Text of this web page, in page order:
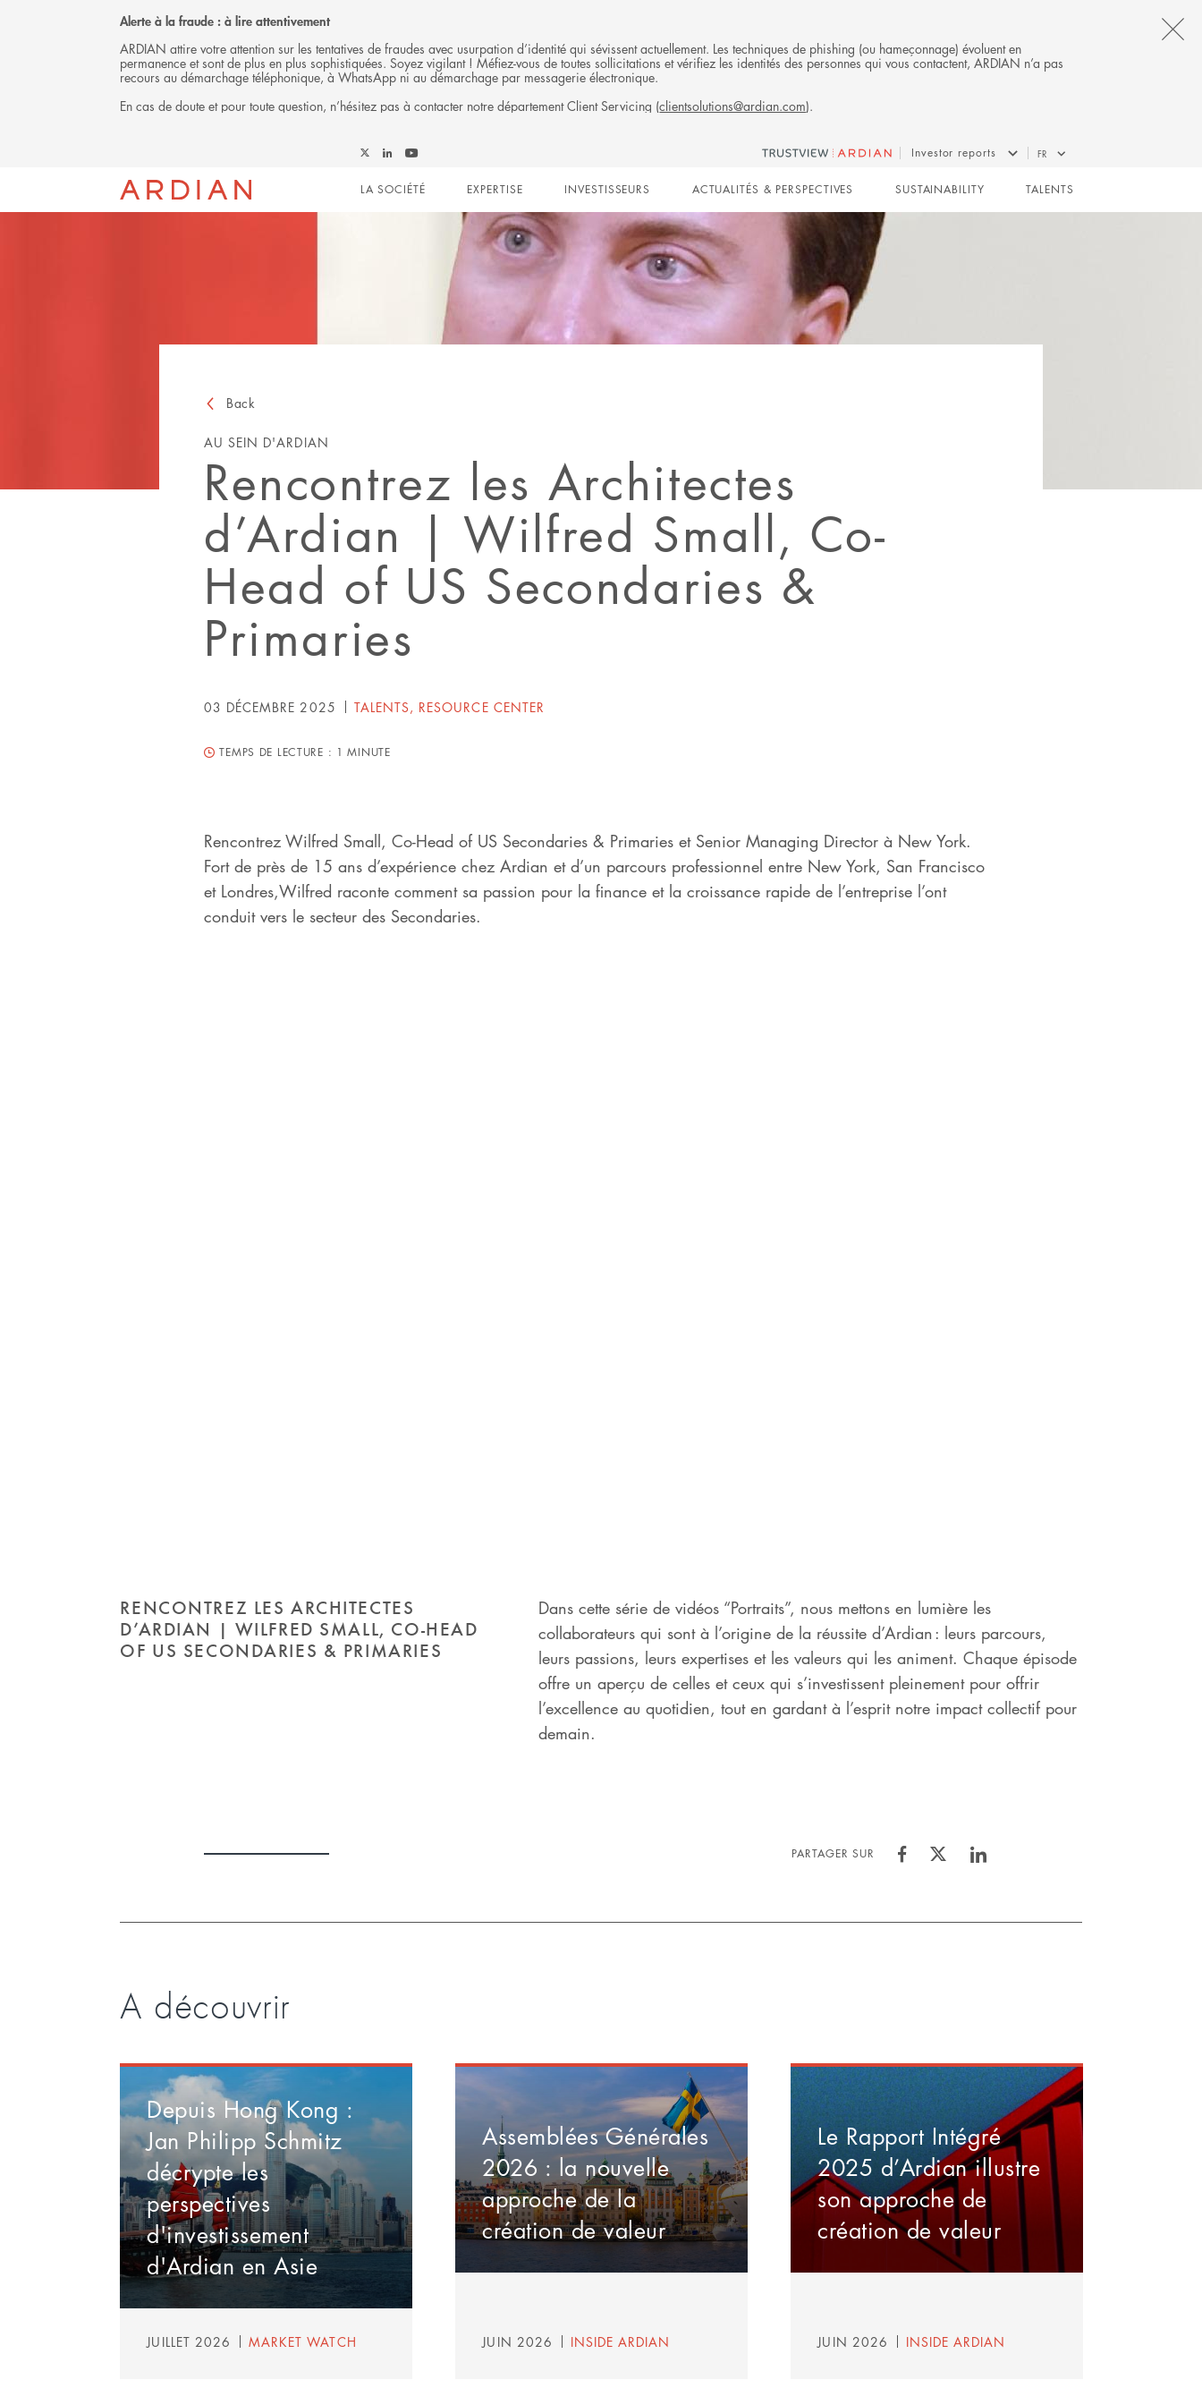
Alerte à la fraude : à lire attentivement
ARDIAN attire votre attention sur les tentatives de fraudes avec usurpation d’identité qui sévissent actuellement. Les techniques de phishing (ou hameçonnage) évoluent en
permanence et sont de plus en plus sophistiquées. Soyez vigilant ! Méfiez-vous de toutes sollicitations et vérifiez les identités des personnes qui vous contactent, ARDIAN n’a pas
recours au démarchage téléphonique, à WhatsApp ni au démarchage par messagerie électronique.
En cas de doute et pour toute question, n’hésitez pas à contacter notre département Client Servicing (clientsolutions@ardian.com).
on
on
Ardian
on
Investor reports FR
Main
navigation
LA SOCIÉTÉ EXPERTISE INVESTISSEURS ACTUALITÉS & PERSPECTIVES SUSTAINABILITY TALENTS
Back
AU SEIN D'ARDIAN
Rencontrez les Architectes
d’Ardian | Wilfred Small, Co-
Head of US Secondaries &
Primaries
03 DÉCEMBRE 2025 TALENTS, RESOURCE CENTER
TEMPS DE LECTURE : 1 MINUTE
Rencontrez Wilfred Small, Co-Head of US Secondaries & Primaries et Senior Managing Director à New York.
Fort de près de 15 ans d’expérience chez Ardian et d’un parcours professionnel entre New York, San Francisco
et Londres,Wilfred raconte comment sa passion pour la finance et la croissance rapide de l’entreprise l’ont
conduit vers le secteur des Secondaries.
RENCONTREZ LES ARCHITECTES
D’ARDIAN | WILFRED SMALL, CO-HEAD
OF US SECONDARIES & PRIMARIES
Dans cette série de vidéos “Portraits”, nous mettons en lumière les
collaborateurs qui sont à l’origine de la réussite d’Ardian : leurs parcours,
leurs passions, leurs expertises et les valeurs qui les animent. Chaque épisode
offre un aperçu de celles et ceux qui s’investissent pleinement pour offrir
l’excellence au quotidien, tout en gardant à l’esprit notre impact collectif pour
demain.
PARTAGER SUR
Facebook
TwitterLinkedIn
A découvrir
Depuis Hong Kong :
Jan Philipp Schmitz
décrypte les
perspectives
d'investissement
d'Ardian en Asie
JUILLET 2026 MARKET WATCH
Assemblées Générales
2026 : la nouvelle
approche de la
création de valeur
JUIN 2026 INSIDE ARDIAN
Le Rapport Intégré
2025 d’Ardian illustre
son approche de
création de valeur
JUIN 2026 INSIDE ARDIAN